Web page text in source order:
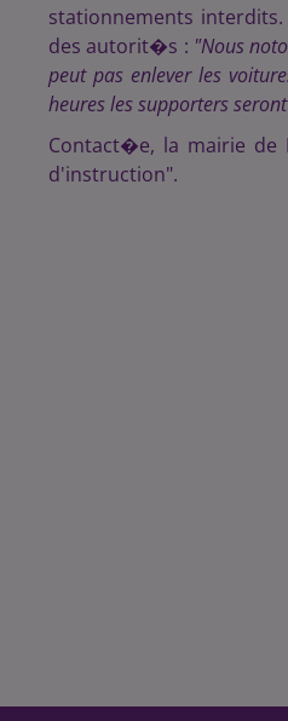
stationnements
des autorit�s : "Nous
peut pas enlever les
heures les supporters
Contact�e, la mairie
d'instruction".